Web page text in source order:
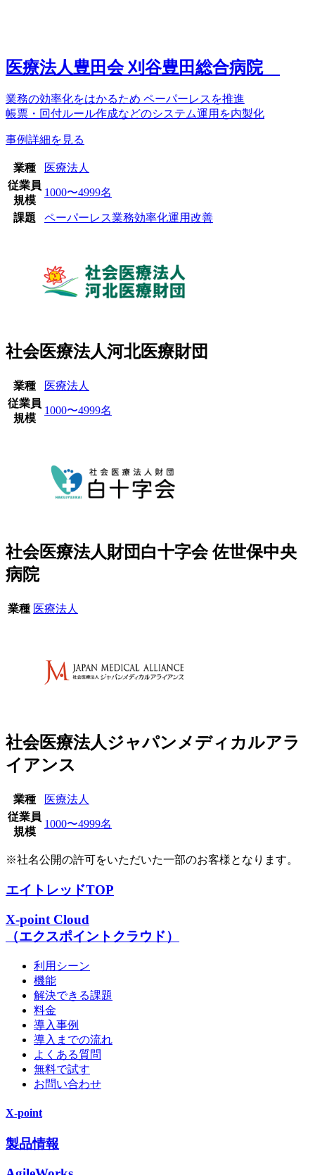
医療法人豊田会 刈谷豊田総合病院
業務の効率化をはかるため ペーパーレスを推進
帳票・回付ルール作成などのシステム運用を内製化
事例詳細を見る
業種
医療法人
従業員
規模
1000〜4999名
課題 ペーパーレス業務効率化運用改善
社会医療法人河北医療財団
業種
医療法人
従業員
規模
1000〜4999名
社会医療法人財団白十字会 佐世保中央
病院
業種 医療法人
社会医療法人ジャパンメディカルアラ
イアンス
業種
医療法人
従業員
規模
1000〜4999名
※社名公開の許可をいただいた一部のお客様となります。
エイトレッドTOP
X-point Cloud
（エクスポイントクラウド）
利用シーン
機能
解決できる課題
料金
導入事例
導入までの流れ
よくある質問
無料で試す
お問い合わせ
X-point
製品情報